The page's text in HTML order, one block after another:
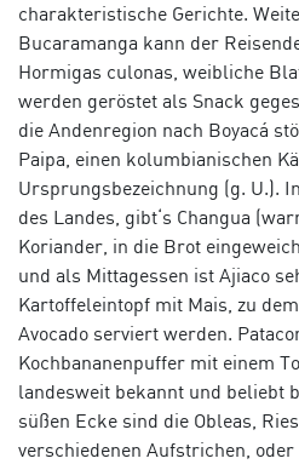
charakteristische Gerichte.
Bucaramanga kann der
Hormigas culonas, weibliche
werden geröstet als Snack
die Andenregion nach Boyacá
Paipa, einen kolumbianischen
Ursprungsbezeichnung (g. U.).
des Landes, gibt‘s Changua
Koriander, in die Brot
und als Mittagessen ist Ajiaco
Kartoffeleintopf mit Mais, zu
Avocado serviert werden.
Kochbananenpuffer mit einem
landesweit bekannt und beliebt
süßen Ecke sind die Obleas,
verschiedenen Aufstrichen, oder